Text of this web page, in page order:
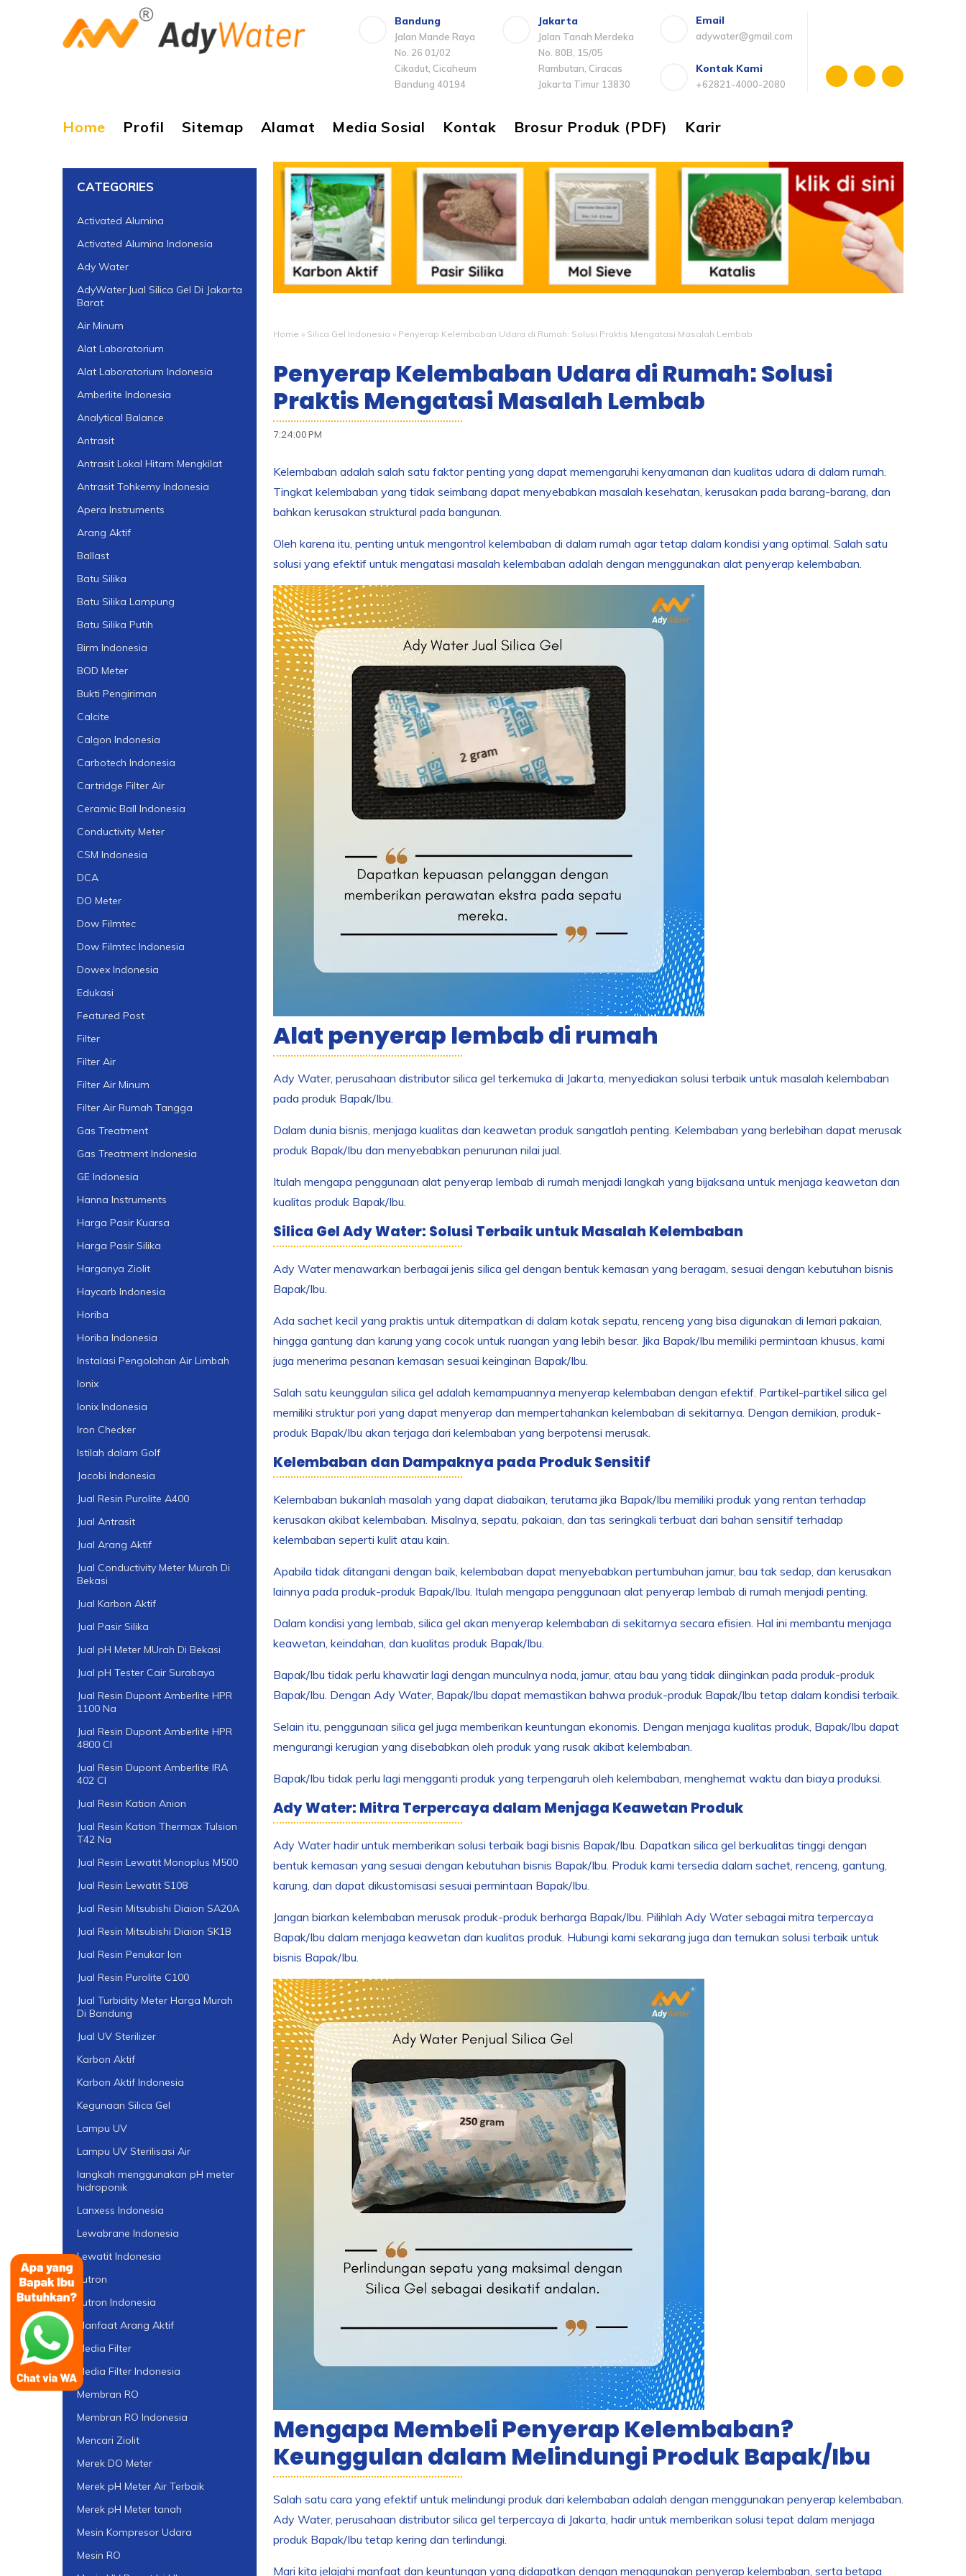
Bandung
Jalan Mande Raya
No. 26 01/02
Cikadut, Cicaheum
Bandung 40194
Jakarta
Jalan Tanah Merdeka
No. 80B, 15/05
Rambutan, Ciracas
Jakarta Timur 13830
Email
adywater@gmail.com
Kontak Kami
+62821-4000-2080
Home Profil Sitemap Alamat Media Sosial Kontak Brosur Produk (PDF) Karir
Home » Silica Gel Indonesia » Penyerap Kelembaban Udara di Rumah: Solusi Praktis Mengatasi Masalah Lembab
Penyerap Kelembaban Udara di Rumah: Solusi
Praktis Mengatasi Masalah Lembab
7:24:00 PM
Kelembaban adalah salah satu faktor penting yang dapat memengaruhi kenyamanan dan kualitas udara di dalam rumah.
Tingkat kelembaban yang tidak seimbang dapat menyebabkan masalah kesehatan, kerusakan pada barang-barang, dan
bahkan kerusakan struktural pada bangunan.
Oleh karena itu, penting untuk mengontrol kelembaban di dalam rumah agar tetap dalam kondisi yang optimal. Salah satu
solusi yang efektif untuk mengatasi masalah kelembaban adalah dengan menggunakan alat penyerap kelembaban.
Alat penyerap lembab di rumah
Ady Water, perusahaan distributor silica gel terkemuka di Jakarta, menyediakan solusi terbaik untuk masalah kelembaban
pada produk Bapak/Ibu.
Dalam dunia bisnis, menjaga kualitas dan keawetan produk sangatlah penting. Kelembaban yang berlebihan dapat merusak
produk Bapak/Ibu dan menyebabkan penurunan nilai jual.
Itulah mengapa penggunaan alat penyerap lembab di rumah menjadi langkah yang bijaksana untuk menjaga keawetan dan
kualitas produk Bapak/Ibu.
Silica Gel Ady Water: Solusi Terbaik untuk Masalah Kelembaban
Ady Water menawarkan berbagai jenis silica gel dengan bentuk kemasan yang beragam, sesuai dengan kebutuhan bisnis
Bapak/Ibu.
Ada sachet kecil yang praktis untuk ditempatkan di dalam kotak sepatu, renceng yang bisa digunakan di lemari pakaian,
hingga gantung dan karung yang cocok untuk ruangan yang lebih besar. Jika Bapak/Ibu memiliki permintaan khusus, kami
juga menerima pesanan kemasan sesuai keinginan Bapak/Ibu.
Salah satu keunggulan silica gel adalah kemampuannya menyerap kelembaban dengan efektif. Partikel-partikel silica gel
memiliki struktur pori yang dapat menyerap dan mempertahankan kelembaban di sekitarnya. Dengan demikian, produk-
produk Bapak/Ibu akan terjaga dari kelembaban yang berpotensi merusak.
Kelembaban dan Dampaknya pada Produk Sensitif
Kelembaban bukanlah masalah yang dapat diabaikan, terutama jika Bapak/Ibu memiliki produk yang rentan terhadap
kerusakan akibat kelembaban. Misalnya, sepatu, pakaian, dan tas seringkali terbuat dari bahan sensitif terhadap
kelembaban seperti kulit atau kain.
Apabila tidak ditangani dengan baik, kelembaban dapat menyebabkan pertumbuhan jamur, bau tak sedap, dan kerusakan
lainnya pada produk-produk Bapak/Ibu. Itulah mengapa penggunaan alat penyerap lembab di rumah menjadi penting.
Dalam kondisi yang lembab, silica gel akan menyerap kelembaban di sekitarnya secara efisien. Hal ini membantu menjaga
keawetan, keindahan, dan kualitas produk Bapak/Ibu.
Bapak/Ibu tidak perlu khawatir lagi dengan munculnya noda, jamur, atau bau yang tidak diinginkan pada produk-produk
Bapak/Ibu. Dengan Ady Water, Bapak/Ibu dapat memastikan bahwa produk-produk Bapak/Ibu tetap dalam kondisi terbaik.
Selain itu, penggunaan silica gel juga memberikan keuntungan ekonomis. Dengan menjaga kualitas produk, Bapak/Ibu dapat
mengurangi kerugian yang disebabkan oleh produk yang rusak akibat kelembaban.
Bapak/Ibu tidak perlu lagi mengganti produk yang terpengaruh oleh kelembaban, menghemat waktu dan biaya produksi.
Ady Water: Mitra Terpercaya dalam Menjaga Keawetan Produk
Ady Water hadir untuk memberikan solusi terbaik bagi bisnis Bapak/Ibu. Dapatkan silica gel berkualitas tinggi dengan
bentuk kemasan yang sesuai dengan kebutuhan bisnis Bapak/Ibu. Produk kami tersedia dalam sachet, renceng, gantung,
karung, dan dapat dikustomisasi sesuai permintaan Bapak/Ibu.
Jangan biarkan kelembaban merusak produk-produk berharga Bapak/Ibu. Pilihlah Ady Water sebagai mitra terpercaya
Bapak/Ibu dalam menjaga keawetan dan kualitas produk. Hubungi kami sekarang juga dan temukan solusi terbaik untuk
bisnis Bapak/Ibu.
Mengapa Membeli Penyerap Kelembaban?
Keunggulan dalam Melindungi Produk Bapak/Ibu
Salah satu cara yang efektif untuk melindungi produk dari kelembaban adalah dengan menggunakan penyerap kelembaban.
Ady Water, perusahaan distributor silica gel terpercaya di Jakarta, hadir untuk memberikan solusi tepat dalam menjaga
produk Bapak/Ibu tetap kering dan terlindungi.
Mari kita jelajahi manfaat dan keuntungan yang didapatkan dengan menggunakan penyerap kelembaban, serta betapa
CATEGORIES
Activated Alumina
Activated Alumina Indonesia
Ady Water
AdyWater:Jual Silica Gel Di Jakarta
Barat
Air Minum
Alat Laboratorium
Alat Laboratorium Indonesia
Amberlite Indonesia
Analytical Balance
Antrasit
Antrasit Lokal Hitam Mengkilat
Antrasit Tohkemy Indonesia
Apera Instruments
Arang Aktif
Ballast
Batu Silika
Batu Silika Lampung
Batu Silika Putih
Birm Indonesia
BOD Meter
Bukti Pengiriman
Calcite
Calgon Indonesia
Carbotech Indonesia
Cartridge Filter Air
Ceramic Ball Indonesia
Conductivity Meter
CSM Indonesia
DCA
DO Meter
Dow Filmtec
Dow Filmtec Indonesia
Dowex Indonesia
Edukasi
Featured Post
Filter
Filter Air
Filter Air Minum
Filter Air Rumah Tangga
Gas Treatment
Gas Treatment Indonesia
GE Indonesia
Hanna Instruments
Harga Pasir Kuarsa
Harga Pasir Silika
Harganya Ziolit
Haycarb Indonesia
Horiba
Horiba Indonesia
Instalasi Pengolahan Air Limbah
Ionix
Ionix Indonesia
Iron Checker
Istilah dalam Golf
Jacobi Indonesia
Jual Resin Purolite A400
Jual Antrasit
Jual Arang Aktif
Jual Conductivity Meter Murah Di
Bekasi
Jual Karbon Aktif
Jual Pasir Silika
Jual pH Meter MUrah Di Bekasi
Jual pH Tester Cair Surabaya
Jual Resin Dupont Amberlite HPR
1100 Na
Jual Resin Dupont Amberlite HPR
4800 Cl
Jual Resin Dupont Amberlite IRA
402 Cl
Jual Resin Kation Anion
Jual Resin Kation Thermax Tulsion
T42 Na
Jual Resin Lewatit Monoplus M500
Jual Resin Lewatit S108
Jual Resin Mitsubishi Diaion SA20A
Jual Resin Mitsubishi Diaion SK1B
Jual Resin Penukar Ion
Jual Resin Purolite C100
Jual Turbidity Meter Harga Murah
Di Bandung
Jual UV Sterilizer
Karbon Aktif
Karbon Aktif Indonesia
Kegunaan Silica Gel
Lampu UV
Lampu UV Sterilisasi Air
langkah menggunakan pH meter
hidroponik
Lanxess Indonesia
Lewabrane Indonesia
Lewatit Indonesia
Lutron
Lutron Indonesia
Manfaat Arang Aktif
Media Filter
Media Filter Indonesia
Membran RO
Membran RO Indonesia
Mencari Ziolit
Merek DO Meter
Merek pH Meter Air Terbaik
Merek pH Meter tanah
Mesin Kompresor Udara
Mesin RO